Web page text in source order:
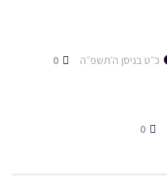
כ״ט בניסן ה׳תשפ״ה